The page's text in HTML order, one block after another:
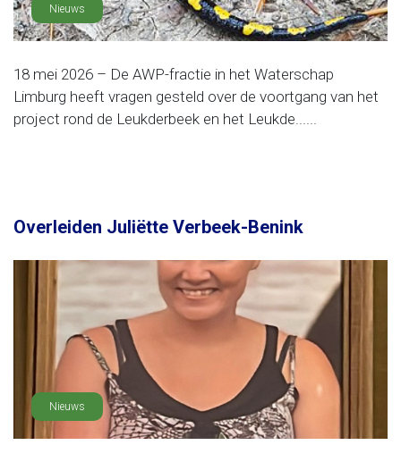
Nieuws
18 mei 2026 – De AWP-fractie in het Waterschap
Limburg heeft vragen gesteld over de voortgang van het
project rond de Leukderbeek en het Leukde......
Overleiden Juliëtte Verbeek-Benink
Nieuws